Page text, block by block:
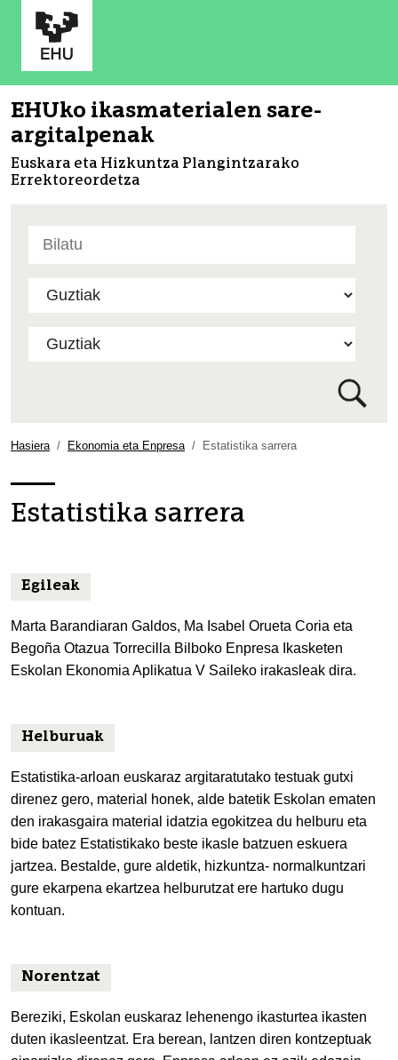
EHUko ikasmaterialen sare-
argitalpenak
Euskara eta Hizkuntza Plangintzarako
Errektoreordetza
atarian
aurreratua…
Hasiera Ekonomia eta Enpresa Estatistika sarrera
Estatistika sarrera
Egileak
Marta Barandiaran Galdos, Ma Isabel Orueta Coria eta
Begoña Otazua Torrecilla Bilboko Enpresa Ikasketen
Eskolan Ekonomia Aplikatua V Saileko irakasleak dira.
Helburuak
Estatistika-arloan euskaraz argitaratutako testuak gutxi
direnez gero, material honek, alde batetik Eskolan ematen
den irakasgaira material idatzia egokitzea du helburu eta
bide batez Estatistikako beste ikasle batzuen eskuera
jartzea. Bestalde, gure aldetik, hizkuntza- normalkuntzari
gure ekarpena ekartzea helburutzat ere hartuko dugu
kontuan.
Norentzat
Bereziki, Eskolan euskaraz lehenengo ikasturtea ikasten
duten ikasleentzat. Era berean, lantzen diren kontzeptuak